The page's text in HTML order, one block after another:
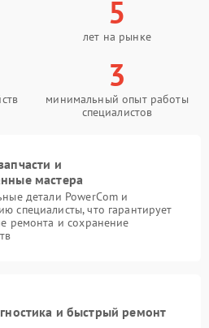
5
лет на рынке
3
минимальный опыт работы
специалистов
и
мастера
детали PowerCom и
специалисты, что гарантирует
ремонта и сохранение
и быстрый ремонт